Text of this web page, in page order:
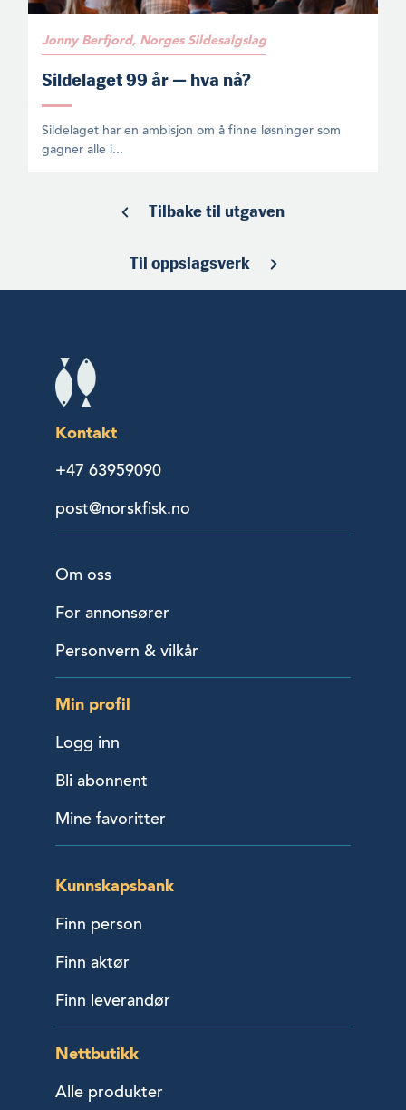
Jonny Berfjord, Norges Sildesalgslag
Sildelaget 99 år — hva nå?
Sildelaget har en ambisjon om å finne løsninger som
gagner alle i...
Tilbake til utgaven
Til oppslagsverk
Kontakt
+47 63959090
post@norskfisk.no
Om oss
For annonsører
Personvern & vilkår
Min profil
Logg inn
Bli abonnent
Mine favoritter
Kunnskapsbank
Finn person
Finn aktør
Finn leverandør
Nettbutikk
Alle produkter